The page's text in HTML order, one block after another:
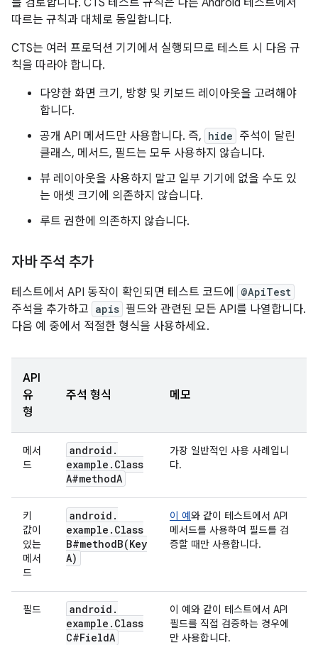
를 검토합니다. CTS 테스트 규칙은 다른 Android 테스트에서
따르는 규칙과 대체로 동일합니다.
CTS는 여러 프로덕션 기기에서 실행되므로 테스트 시 다음 규
칙을 따라야 합니다.
다양한 화면 크기, 방향 및 키보드 레이아웃을 고려해야
합니다.
공개 API 메서드만 사용합니다. 즉, hide 주석이 달린
클래스, 메서드, 필드는 모두 사용하지 않습니다.
뷰 레이아웃을 사용하지 말고 일부 기기에 없을 수도 있
는 애셋 크기에 의존하지 않습니다.
루트 권한에 의존하지 않습니다.
자바 주석 추가
테스트에서 API 동작이 확인되면 테스트 코드에 @ApiTest
주석을 추가하고 apis 필드와 관련된 모든 API를 나열합니다.
다음 예 중에서 적절한 형식을 사용하세요.
API
유
형
주석 형식 메모
메서
드
android .
example . Class
A#methodA
가장 일반적인 사용 사례입니
다.
키
값이
있는
메서
드
android .
example . Class
B#methodB(Key
A)
이 예와 같이 테스트에서 API
메서드를 사용하여 필드를 검
증할 때만 사용합니다.
필드 android .
example . Class
C#FieldA
이 예와 같이 테스트에서 API
필드를 직접 검증하는 경우에
만 사용합니다.